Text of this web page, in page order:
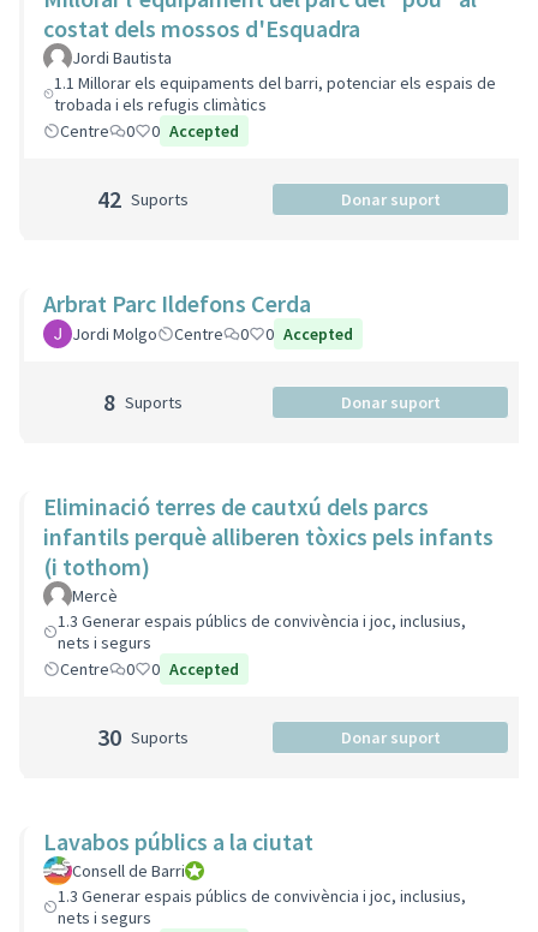
costat dels mossos d'Esquadra
Jordi Bautista
1.1 Millorar els equipaments del barri, potenciar els espais de
trobada i els refugis climàtics
Centre
0 0 Accepted
42 Suports Donar suport
Arbrat Parc Ildefons Cerda
Jordi Molgo Centre 0 0 Accepted
8 Suports Donar suport
Eliminació terres de cautxú dels parcs
infantils perquè alliberen tòxics pels infants
(i tothom)
Mercè
1.3 Generar espais públics de convivència i joc, inclusius,
nets i segurs
Centre
0 0 Accepted
30 Suports Donar suport
Lavabos públics a la ciutat
Consell de BarriConsell de Barri
1.3 Generar espais públics de convivència i joc, inclusius,
nets i segurs